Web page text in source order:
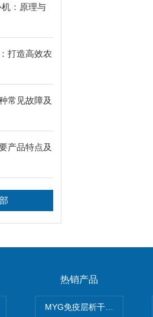
：原理与
打造高效农
常见故障及
产品特点及
热销产品
MYG免疫层析干燥箱